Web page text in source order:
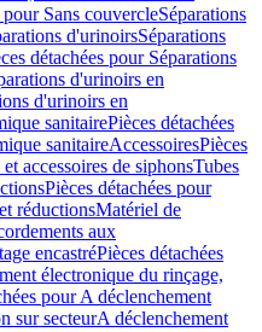
pour Sans couvercleSéparations
d'urinoirsSéparations
détachées pour Séparations
d'urinoirs en
d'urinoirs en
sanitairePièces détachées
sanitaireAccessoiresPièces
accessoires de siphonsTubes
Pièces détachées pour
réductionsMatériel de
aux
encastréPièces détachées
électronique du rinçage,
pour A déclenchement
sur secteurA déclenchement